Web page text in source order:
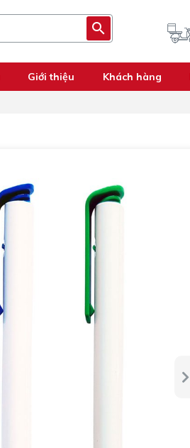
Giới thiệu Khách hàng